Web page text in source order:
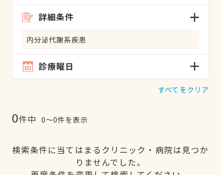
詳細条件
内分泌代謝系疾患
診療曜日
すべてをクリア
0件中 0〜0件を表示
検索条件に当てはまるクリニック・病院は見つか
りませんでした。